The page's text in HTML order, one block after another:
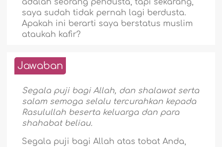
adalah seorang pendusta, tapi sekarang,
saya sudah tidak pernah lagi berdusta.
Apakah ini berarti saya berstatus muslim
ataukah kafir?
Jawaban
Segala puji bagi Allah, dan shalawat serta
salam semoga selalu tercurahkan kepada
Rasulullah beserta keluarga dan para
shahabat beliau.
Segala puji bagi Allah atas tobat Anda,